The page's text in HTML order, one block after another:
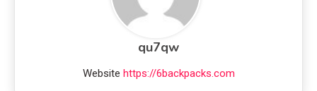
qu7qw
Website https://6backpacks.com